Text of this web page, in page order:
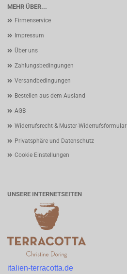
MEHR ÜBER...
Firmenservice
Impressum
Über uns
Zahlungsbedingungen
Versandbedingungen
Bestellen aus dem Ausland
AGB
Widerrufsrecht & Muster-Widerrufsformular
Privatsphäre und Datenschutz
Cookie Einstellungen
UNSERE INTERNETSEITEN
italien-terracotta.de